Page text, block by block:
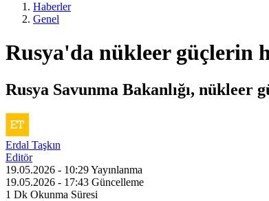
Haberler
Genel
Rusya'da nükleer güçlerin
Rusya Savunma Bakanlığı, nükleer
Erdal Taşkın
Editör
19.05.2026 - 10:29Yayınlanma
19.05.2026 - 17:43 Güncelleme
1 Dk Okunma Süresi